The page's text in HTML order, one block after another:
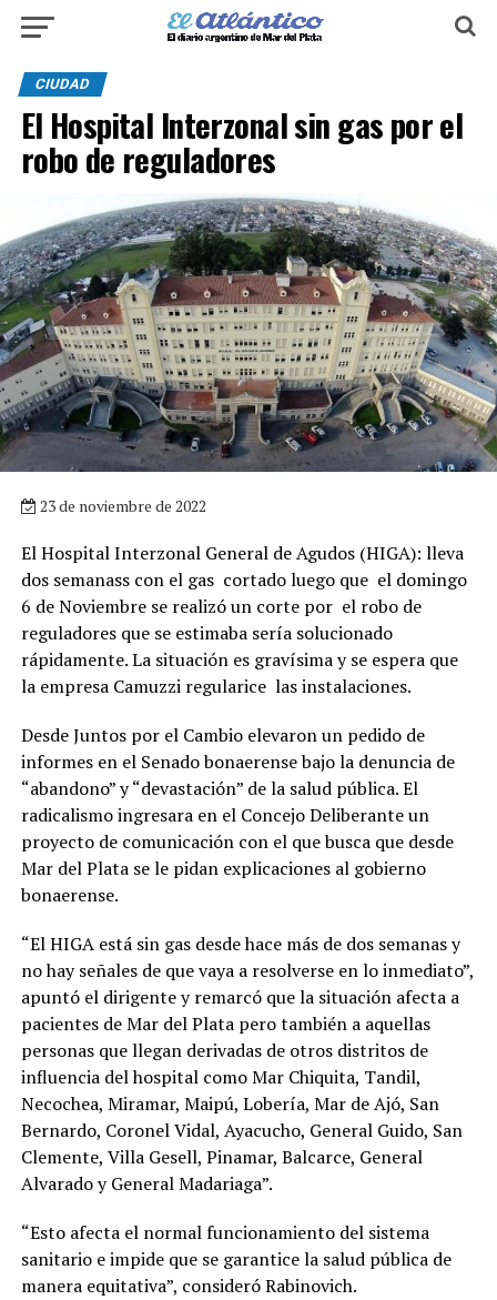
CIUDAD
El Hospital Interzonal sin gas por el
robo de reguladores
23 de noviembre de 2022
El Hospital Interzonal General de Agudos (HIGA): lleva
dos semanass con el gas cortado luego que el domingo
6 de Noviembre se realizó un corte por el robo de
reguladores que se estimaba sería solucionado
rápidamente. La situación es gravísima y se espera que
la empresa Camuzzi regularice las instalaciones.
Desde Juntos por el Cambio elevaron un pedido de
informes en el Senado bonaerense bajo la denuncia de
“abandono” y “devastación” de la salud pública. El
radicalismo ingresara en el Concejo Deliberante un
proyecto de comunicación con el que busca que desde
Mar del Plata se le pidan explicaciones al gobierno
bonaerense.
“El HIGA está sin gas desde hace más de dos semanas y
no hay señales de que vaya a resolverse en lo inmediato”,
apuntó el dirigente y remarcó que la situación afecta a
pacientes de Mar del Plata pero también a aquellas
personas que llegan derivadas de otros distritos de
influencia del hospital como Mar Chiquita, Tandil,
Necochea, Miramar, Maipú, Lobería, Mar de Ajó, San
Bernardo, Coronel Vidal, Ayacucho, General Guido, San
Clemente, Villa Gesell, Pinamar, Balcarce, General
Alvarado y General Madariaga”.
“Esto afecta el normal funcionamiento del sistema
sanitario e impide que se garantice la salud pública de
manera equitativa”, consideró Rabinovich.